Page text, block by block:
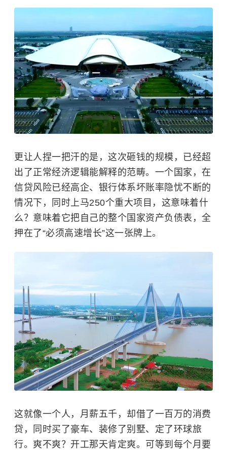
更让人捏一把汗的是，这次砸钱的规模，已经超
出了正常经济逻辑能解释的范畴。一个国家，在
信贷风险已经高企、银行体系坏账率隐忧不断的
情况下，同时上马250个重大项目，这意味着什
么？意味着它把自己的整个国家资产负债表，全
押在了“必须高速增长”这一张牌上。
这就像一个人，月薪五千，却借了一百万的消费
贷，同时买了豪车、装修了别墅、定了环球旅
行。爽不爽？开工那天肯定爽。可等到每个月要